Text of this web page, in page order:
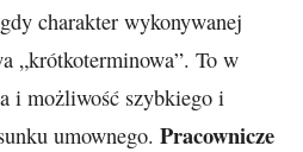
charakter wykonywanej
„krótkoterminowa”. To w
i możliwość szybkiego i
umownego. Pracownicze